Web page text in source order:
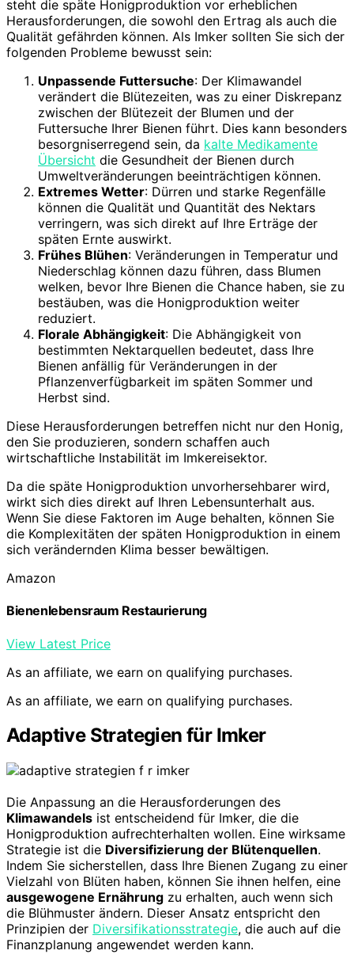
steht die späte Honigproduktion vor erheblichen
Herausforderungen, die sowohl den Ertrag als auch die
Qualität gefährden können. Als Imker sollten Sie sich der
folgenden Probleme bewusst sein:
Unpassende Futtersuche: Der Klimawandel
verändert die Blütezeiten, was zu einer Diskrepanz
zwischen der Blütezeit der Blumen und der
Futtersuche Ihrer Bienen führt. Dies kann besonders
besorgniserregend sein, da kalte Medikamente
Übersicht die Gesundheit der Bienen durch
Umweltveränderungen beeinträchtigen können.
Extremes Wetter: Dürren und starke Regenfälle
können die Qualität und Quantität des Nektars
verringern, was sich direkt auf Ihre Erträge der
späten Ernte auswirkt.
Frühes Blühen: Veränderungen in Temperatur und
Niederschlag können dazu führen, dass Blumen
welken, bevor Ihre Bienen die Chance haben, sie zu
bestäuben, was die Honigproduktion weiter
reduziert.
Florale Abhängigkeit: Die Abhängigkeit von
bestimmten Nektarquellen bedeutet, dass Ihre
Bienen anfällig für Veränderungen in der
Pflanzenverfügbarkeit im späten Sommer und
Herbst sind.
Diese Herausforderungen betreffen nicht nur den Honig,
den Sie produzieren, sondern schaffen auch
wirtschaftliche Instabilität im Imkereisektor.
Da die späte Honigproduktion unvorhersehbarer wird,
wirkt sich dies direkt auf Ihren Lebensunterhalt aus.
Wenn Sie diese Faktoren im Auge behalten, können Sie
die Komplexitäten der späten Honigproduktion in einem
sich verändernden Klima besser bewältigen.
Amazon
Bienenlebensraum Restaurierung
View Latest Price
As an affiliate, we earn on qualifying purchases.
As an affiliate, we earn on qualifying purchases.
Adaptive Strategien für Imker
Die Anpassung an die Herausforderungen des
Klimawandels ist entscheidend für Imker, die die
Honigproduktion aufrechterhalten wollen. Eine wirksame
Strategie ist die Diversifizierung der Blütenquellen.
Indem Sie sicherstellen, dass Ihre Bienen Zugang zu einer
Vielzahl von Blüten haben, können Sie ihnen helfen, eine
ausgewogene Ernährung zu erhalten, auch wenn sich
die Blühmuster ändern. Dieser Ansatz entspricht den
Prinzipien der Diversifikationsstrategie, die auch auf die
Finanzplanung angewendet werden kann.